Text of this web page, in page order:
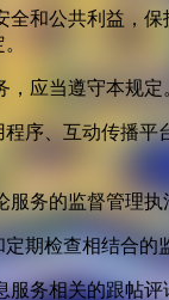
和公共利益，
应当遵守本规定
序、互动传播
务的监督管理
期检查相结合
务相关的跟帖